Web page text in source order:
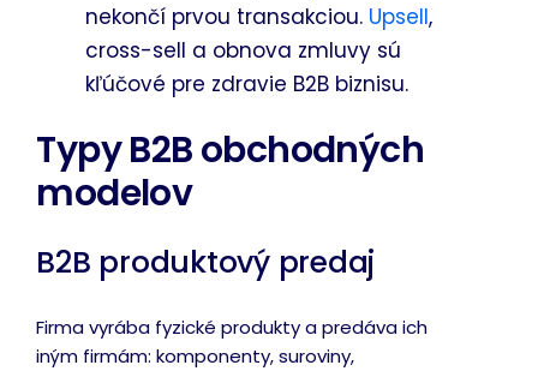
nekončí prvou transakciou. Upsell,
cross-sell a obnova zmluvy sú
kľúčové pre zdravie B2B biznisu.
Typy B2B obchodných
modelov
B2B produktový predaj
Firma vyrába fyzické produkty a predáva ich
iným firmám: komponenty, suroviny,